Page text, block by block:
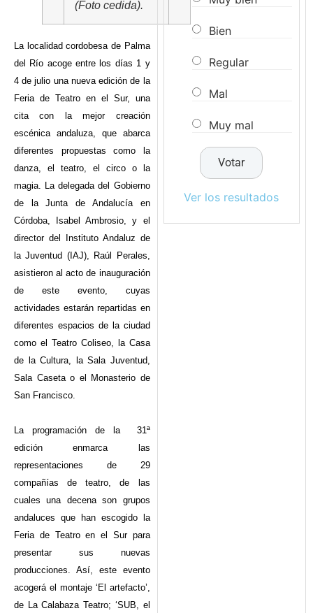
(Foto cedida).
La localidad cordobesa de Palma
del Río acoge entre los días 1 y
4 de julio una nueva edición de la
Feria de Teatro en el Sur, una
cita con la mejor creación
escénica andaluza, que abarca
diferentes propuestas como la
danza, el teatro, el circo o la
magia. La delegada del Gobierno
de la Junta de Andalucía en
Córdoba, Isabel Ambrosio, y el
director del Instituto Andaluz de
la Juventud (IAJ), Raúl Perales,
asistieron al acto de inauguración
de este evento, cuyas
actividades estarán repartidas en
diferentes espacios de la ciudad
como el Teatro Coliseo, la Casa
de la Cultura, la Sala Juventud,
Sala Caseta o el Monasterio de
San Francisco.
La programación de la 31ª
edición enmarca las
representaciones de 29
compañías de teatro, de las
cuales una decena son grupos
andaluces que han escogido la
Feria de Teatro en el Sur para
presentar sus nuevas
producciones. Así, este evento
acogerá el montaje ‘El artefacto’,
de La Calabaza Teatro; ‘SUB, el
Bien
Regular
Mal
Muy mal
Ver los resultados